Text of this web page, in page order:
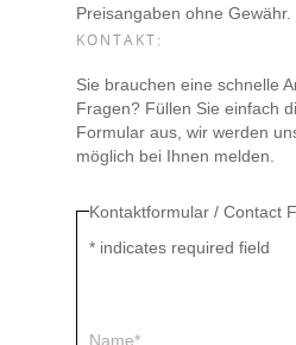
Preisangaben ohne Gewähr.
KONTAKT:
Sie brauchen eine schnelle
Fragen? Füllen Sie einfach
Formular aus, wir werden
möglich bei Ihnen melden.
Kontaktformular / Contact
* indicates required field
Name*